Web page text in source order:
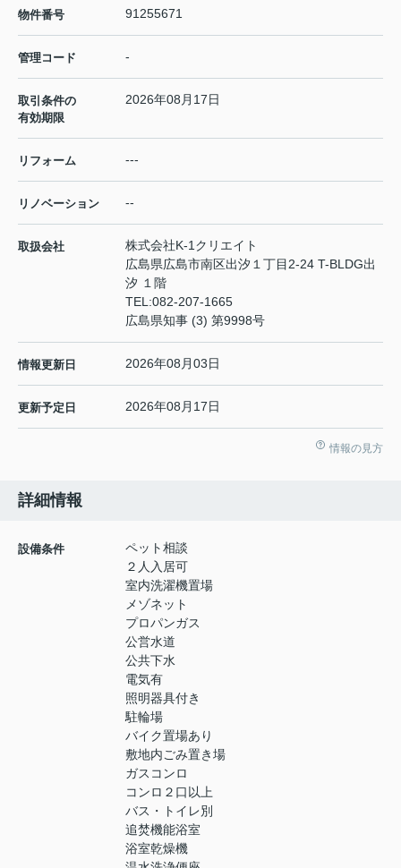
物件番号 91255671
管理コード -
取引条件の
有効期限
2026年08月17日
リフォーム ---
リノベーション --
取扱会社
株式会社K-1クリエイト
広島県広島市南区出汐１丁目2-24 T-BLDG出
汐 １階
TEL:082-207-1665
広島県知事 (3) 第9998号
情報更新日 2026年08月03日
更新予定日 2026年08月17日
情報の見方
詳細情報
設備条件
ペット相談
２人入居可
室内洗濯機置場
メゾネット
プロパンガス
公営水道
公共下水
電気有
照明器具付き
駐輪場
バイク置場あり
敷地内ごみ置き場
ガスコンロ
コンロ２口以上
バス・トイレ別
追焚機能浴室
浴室乾燥機